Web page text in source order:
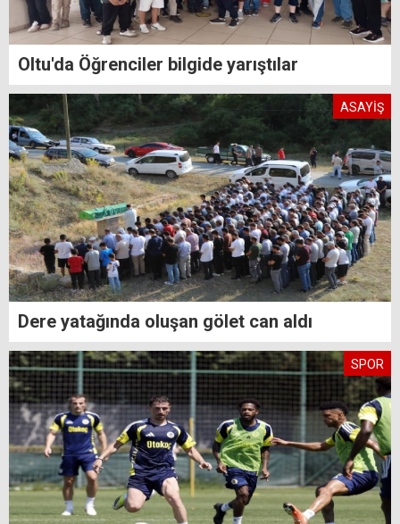
Oltu'da Öğrenciler bilgide yarıştılar
ASAYİŞ
Dere yatağında oluşan gölet can aldı
SPOR